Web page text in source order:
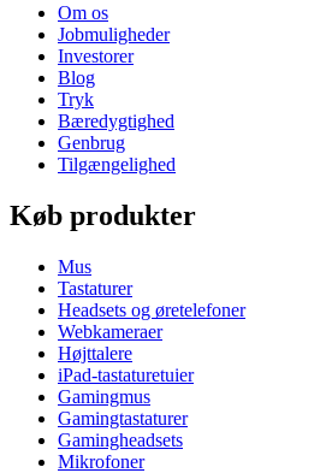
Om os
Jobmuligheder
Investorer
Blog
Tryk
Bæredygtighed
Genbrug
Tilgængelighed
Køb produkter
Mus
Tastaturer
Headsets og øretelefoner
Webkameraer
Højttalere
iPad-tastaturetuier
Gamingmus
Gamingtastaturer
Gamingheadsets
Mikrofoner